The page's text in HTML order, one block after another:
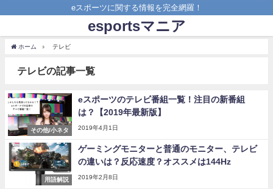
eスポーツに関する情報を完全網羅！
esportsマニア
ホーム テレビ
テレビの記事一覧
その他/小ネタ
eスポーツのテレビ番組一覧！注目の新番組
は？【2019年最新版】
2019年4月1日
用語解説
ゲーミングモニターと普通のモニター、テレビ
の違いは？反応速度？オススメは144Hz
2019年2月8日